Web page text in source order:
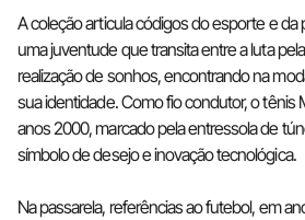
A coleção articula códigos do esporte e da
uma juventude que transita entre a luta
realização de sonhos, encontrando na
sua identidade. Como fio condutor, o tênis
anos 2000, marcado pela entressola de
símbolo de desejo e inovação tecnológica.
Na passarela, referências ao futebol, em